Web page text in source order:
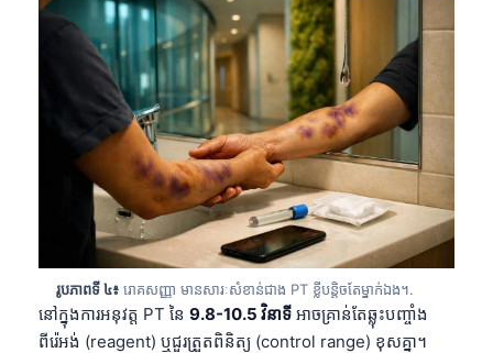
រូបភាពទី ៤៖ រោគសញ្ញា មានសារៈសំខាន់ជាង PT ខ្លីបន្តិចតែម្នាក់ឯង។.
នៅក្នុងការអនុវត្ត PT នៃ 9.8-10.5 វិនាទី អាចគ្រាន់តែឆ្លុះបញ្ចាំង
ពីរ៉េអង់ (reagent) ឬជួរត្រួតពិនិត្យ (control range) ខុសគ្នា។